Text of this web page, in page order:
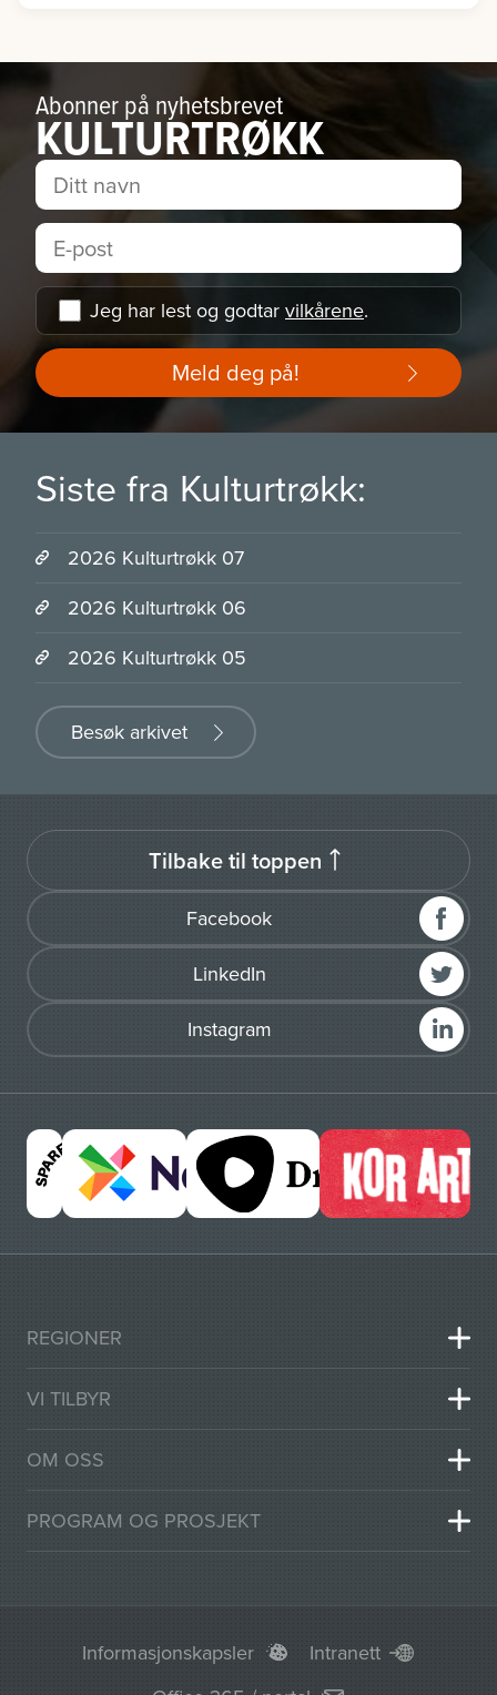
Abonner på nyhetsbrevet
KULTURTRØKK
Jeg har lest og godtar vilkårene.
Meld deg på!
Siste fra Kulturtrøkk:
2026 Kulturtrøkk 07
2026 Kulturtrøkk 06
2026 Kulturtrøkk 05
Besøk arkivet
Facebook
LinkedIn
Instagram
Tilbake til toppen
REGIONER
VI TILBYR
OM OSS
PROGRAM OG PROSJEKT
Informasjonskapsler
Intranett